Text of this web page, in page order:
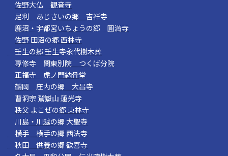
佐野大仏 観音寺
足利 あじさいの郷 吉祥寺
鹿沼・宇都宮いちょうの郷 圓満寺
佐野 田沼の郷 西林寺
壬生の郷 壬生寺永代樹木葬
専修寺 関東別院 つくば分院
正福寺 虎ノ門納骨堂
鶴岡 庄内の郷 大昌寺
曹洞宗 鷲嶽山 蓮光寺
秩父 よこぜの郷 東林寺
川島・川越の郷 大聖寺
横手 横手の郷 西法寺
秋田 供養の郷 歓喜寺